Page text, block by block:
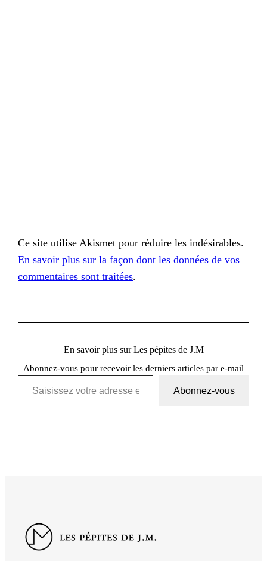
Ce site utilise Akismet pour réduire les indésirables.
En savoir plus sur la façon dont les données de vos
commentaires sont traitées.
En savoir plus sur Les pépites de J.M
Abonnez-vous pour recevoir les derniers articles par e-mail
Saisissez votre adresse e-mail…
Abonnez-vous